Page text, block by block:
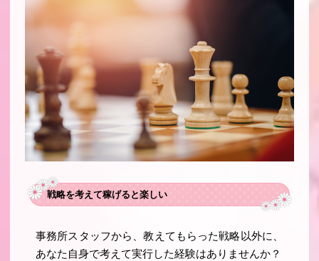
戦略を考えて稼げると楽しい
事務所スタッフから、教えてもらった戦略以外に、
あなた自身で考えて実行した経験はありませんか？